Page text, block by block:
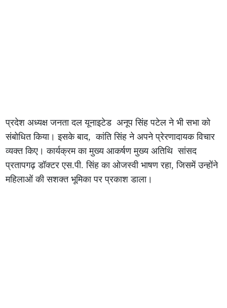
प्रदेश अध्यक्ष जनता दल यूनाइटेड अनूप सिंह पटेल ने भी सभा को
संबोधित किया। इसके बाद, कांति सिंह ने अपने प्रेरणादायक विचार
व्यक्त किए। कार्यक्रम का मुख्य आकर्षण मुख्य अतिथि सांसद
प्रतापगढ़ डॉक्टर एस.पी. सिंह का ओजस्वी भाषण रहा, जिसमें उन्होंने
महिलाओं की सशक्त भूमिका पर प्रकाश डाला।